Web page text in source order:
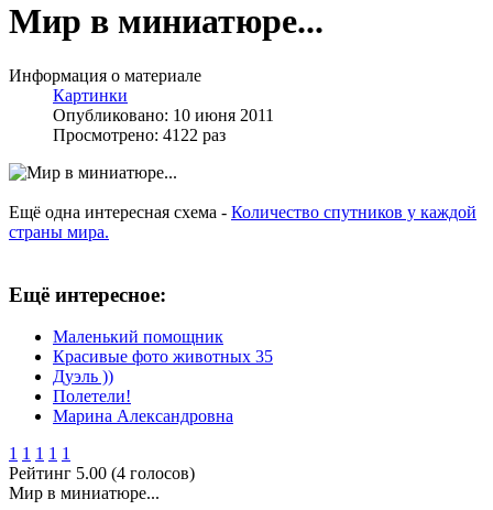
Мир в миниатюре...
Информация о материале
Картинки
Опубликовано: 10 июня 2011
Просмотрено: 4122 раз
Ещё одна интересная схема - Количество спутников у каждой
страны мира.
Ещё интересное:
Маленький помощник
Красивые фото животных 35
Дуэль ))
Полетели!
Марина Александровна
1 1 1 1 1
Рейтинг 5.00 (4 голосов)
Мир в миниатюре...